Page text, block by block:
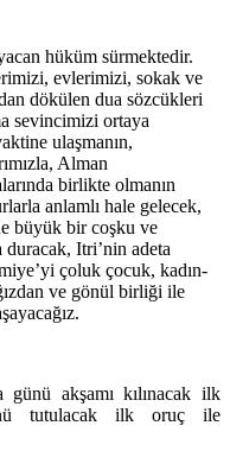
hüküm sürmektedir.
evlerimizi, sokak ve
dökülen dua sözcükleri
sevincimizi ortaya
ulaşmanın,
Alman
birlikte olmanın
anlamlı hale gelecek,
büyük bir coşku ve
Itri’nin adeta
çoluk çocuk, kadın-
ve gönül birliği ile
günü akşamı kılınacak ilk
tutulacak ilk oruç ile